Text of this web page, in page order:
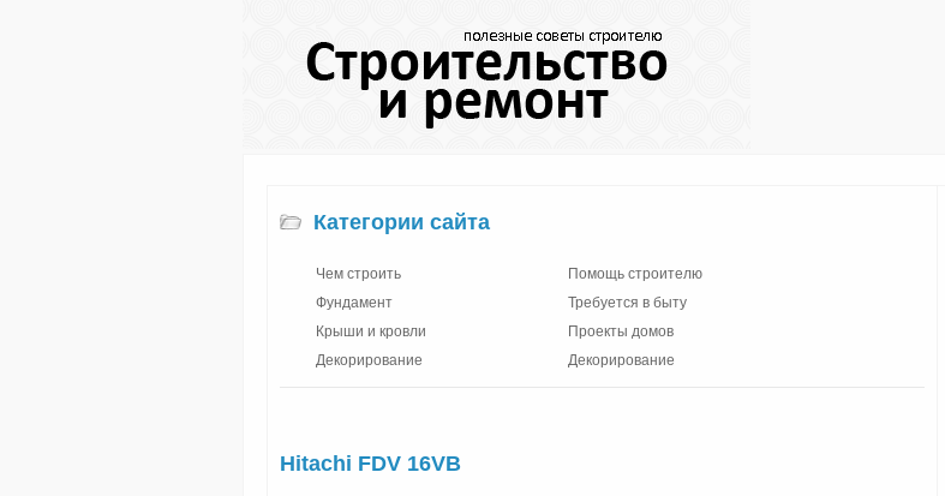
Категории сайта
Чем строить
Фундамент
Крыши и кровли
Декорирование
Помощь строителю
Требуется в быту
Проекты домов
Декорирование
Hitachi FDV 16VB